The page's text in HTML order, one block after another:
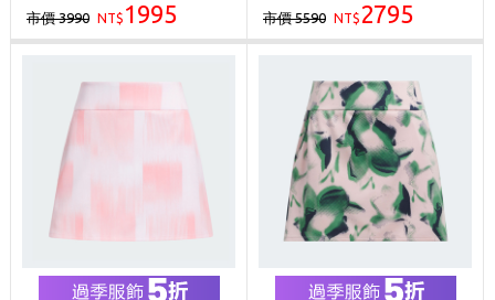
市價 3990 NT$ 1995 市價 5590 NT$ 2795